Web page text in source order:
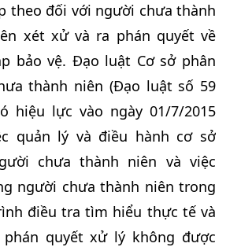
theo đối với người chưa thành
xét xử và ra phán quyết về
bảo vệ. Đạo luật Cơ sở phân
thành niên (Đạo luật số 59
hiệu lực vào ngày 01/7/2015
quản lý và điều hành cơ sở
chưa thành niên và việc
người chưa thành niên trong
điều tra tìm hiểu thực tế và
quyết xử lý không được